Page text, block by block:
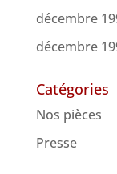
décembre
décembre
Catégories
Nos pièces
Presse